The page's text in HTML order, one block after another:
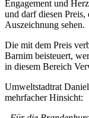
Engagement und
und darf diesen
Auszeichnung sehen.
Die mit dem Preis
Barnim beisteuert,
in diesem Bereich
Umweltstadtrat
mehrfacher Hinsicht: